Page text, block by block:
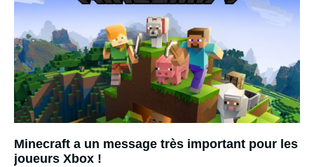
Minecraft a un message très important pour les
joueurs Xbox !